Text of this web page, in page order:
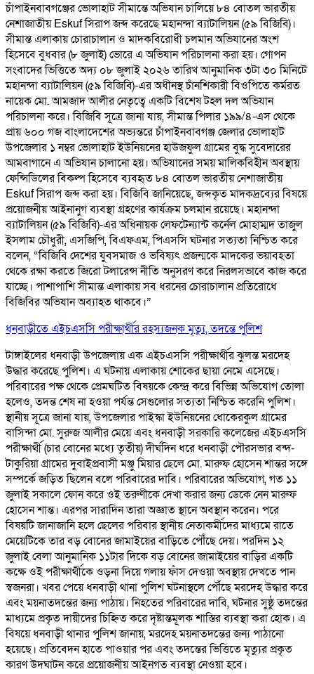
চাঁপাইনবাবগঞ্জের ভোলাহাট সীমান্তে অভিযান চালিয়ে ৮৪ বোতল ভারতীয়
নেশাজাতীয় Eskuf সিরাপ জব্দ করেছে মহানন্দা ব্যাটালিয়ন (৫৯ বিজিবি)।
সীমান্ত এলাকায় চোরাচালান ও মাদকবিরোধী চলমান অভিযানের অংশ
হিসেবে বুধবার (৮ জুলাই) ভোরে এ অভিযান পরিচালনা করা হয়। গোপন
সংবাদের ভিত্তিতে অদ্য ০৮ জুলাই ২০২৬ তারিখ আনুমানিক ৩টা ৩০ মিনিটে
মহানন্দা ব্যাটালিয়ন (৫৯ বিজিবি)-এর অধীনস্থ চাঁনশিকারী বিওপিতে কর্মরত
নায়েক মো. আমজাদ আলীর নেতৃত্বে একটি বিশেষ টহল দল অভিযান
পরিচালনা করে। বিজিবি সূত্রে জানা যায়, সীমান্ত পিলার ১৯৯/৪-এস থেকে
প্রায় ৬০০ গজ বাংলাদেশের অভ্যন্তরে চাঁপাইনবাবগঞ্জ জেলার ভোলাহাট
উপজেলার ১ নম্বর ভোলাহাট ইউনিয়নের হাউজফুল গ্রামের বুদ্ধ সুবেদারের
আমবাগানে এ অভিযান চালানো হয়। অভিযানের সময় মালিকবিহীন অবস্থায়
ফেন্সিডিলের বিকল্প হিসেবে ব্যবহৃত ৮৪ বোতল ভারতীয় নেশাজাতীয়
Eskuf সিরাপ জব্দ করা হয়। বিজিবি জানিয়েছে, জব্দকৃত মাদকদ্রব্যের বিষয়ে
প্রয়োজনীয় আইনানুগ ব্যবস্থা গ্রহণের কার্যক্রম চলমান রয়েছে। মহানন্দা
ব্যাটালিয়ন (৫৯ বিজিবি)-এর অধিনায়ক লেফটেন্যান্ট কর্নেল মোহাম্মদ তাজুল
ইসলাম চৌধুরী, এসজিপি, বিএফএম, পিএসসি ঘটনার সত্যতা নিশ্চিত করে
বলেন, “বিজিবি দেশের যুবসমাজ ও ভবিষ্যৎ প্রজন্মকে মাদকের ভয়াবহতা
থেকে রক্ষা করতে জিরো টলারেন্স নীতি অনুসরণ করে নিরলসভাবে কাজ করে
যাচ্ছে। পাশাপাশি সীমান্ত এলাকায় সব ধরনের চোরাচালান প্রতিরোধে
বিজিবির অভিযান অব্যাহত থাকবে।”
ধনবাড়ীতে এইচএসসি পরীক্ষার্থীর রহস্যজনক মৃত্যু, তদন্তে পুলিশ
টাঙ্গাইলের ধনবাড়ী উপজেলায় এক এইচএসসি পরীক্ষার্থীর ঝুলন্ত মরদেহ
উদ্ধার করেছে পুলিশ। এ ঘটনায় এলাকায় শোকের ছায়া নেমে এসেছে।
পরিবারের পক্ষ থেকে প্রেমঘটিত বিষয়কে কেন্দ্র করে বিভিন্ন অভিযোগ তোলা
হলেও, তদন্ত শেষ না হওয়া পর্যন্ত সেগুলোর সত্যতা নিশ্চিত করেনি পুলিশ।
স্থানীয় সূত্রে জানা যায়, উপজেলার পাইস্কা ইউনিয়নের ধোকেরকুল গ্রামের
বাসিন্দা মো. সুরুজ আলীর মেয়ে এবং ধনবাড়ী সরকারি কলেজের এইচএসসি
পরীক্ষার্থী (চার বোনের মধ্যে তৃতীয়) দীর্ঘদিন ধরে ধনবাড়ী পৌরসভার বন্দ-
টাকুরিয়া গ্রামের দুবাইপ্রবাসী মঞ্জু মিয়ার ছেলে মো. মারুফ হোসেন শান্তর সঙ্গে
সম্পর্কে জড়িত ছিলেন বলে পরিবারের দাবি। পরিবারের অভিযোগ, গত ১১
জুলাই সকালে ফোন করে ওই তরুণীকে দেখা করার জন্য ডেকে নেন মারুফ
হোসেন শান্ত। এরপর সারাদিন তারা অজ্ঞাত স্থানে অবস্থান করেন। পরে
বিষয়টি জানাজানি হলে ছেলের পরিবার স্থানীয় নেতাকর্মীদের মাধ্যমে রাতে
মেয়েটিকে তার বড় বোনের জামাইয়ের বাড়িতে পৌঁছে দেয়। পরদিন ১২
জুলাই বেলা আনুমানিক ১১টার দিকে বড় বোনের জামাইয়ের বাড়ির একটি
কক্ষে ওই পরীক্ষার্থীকে ওড়না দিয়ে গলায় ফাঁস দেওয়া অবস্থায় দেখতে পান
স্বজনরা। খবর পেয়ে ধনবাড়ী থানা পুলিশ ঘটনাস্থলে পৌঁছে মরদেহ উদ্ধার করে
এবং ময়নাতদন্তের জন্য পাঠায়। নিহতের পরিবারের দাবি, ঘটনার সুষ্ঠু তদন্তের
মাধ্যমে প্রকৃত দায়ীদের চিহ্নিত করে দৃষ্টান্তমূলক শাস্তির ব্যবস্থা করা হোক। এ
বিষয়ে ধনবাড়ী থানার পুলিশ জানায়, মরদেহ ময়নাতদন্তের জন্য পাঠানো
হয়েছে। প্রতিবেদন হাতে পাওয়ার পর এবং তদন্তের ভিত্তিতে মৃত্যুর প্রকৃত
কারণ উদঘাটন করে প্রয়োজনীয় আইনগত ব্যবস্থা নেওয়া হবে।